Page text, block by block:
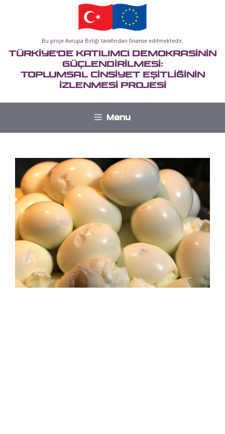
Bu proje Avrupa Birliği tarafından finanse edilmektedir.
TÜRKİYE'DE KATILIMCI DEMOKRASİNİN
GÜÇLENDİRİLMESİ:
TOPLUMSAL CİNSİYET EŞİTLİĞİNİN
İZLENMESİ PROJESİ
Menu